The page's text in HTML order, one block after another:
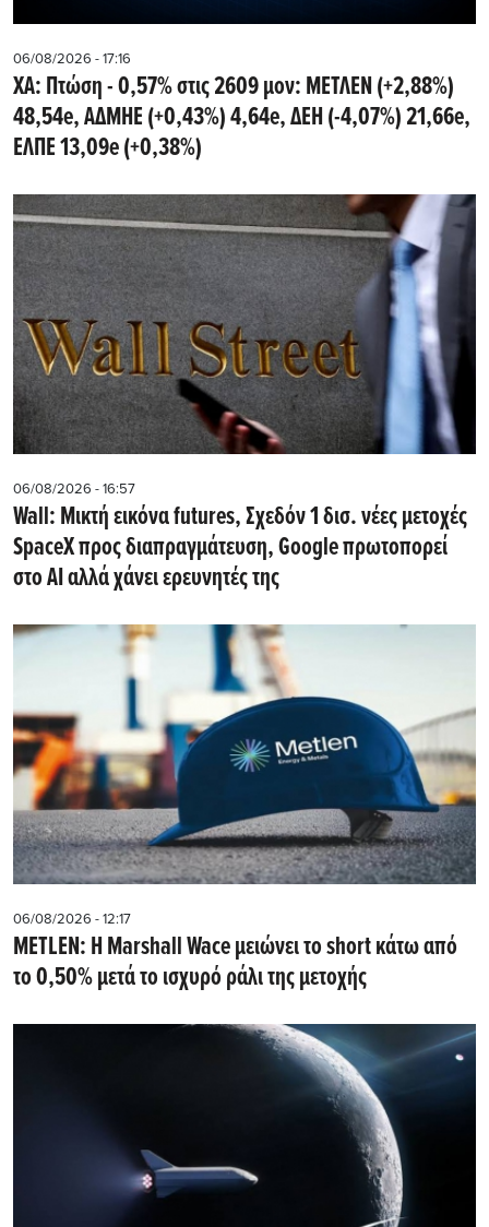
06/08/2026 - 17:16
ΧΑ: Πτώση - 0,57% στις 2609 μον: ΜΕΤΛΕΝ (+2,88%)
48,54e, ΑΔΜΗΕ (+0,43%) 4,64e, ΔΕΗ (-4,07%) 21,66e,
ΕΛΠΕ 13,09e (+0,38%)
06/08/2026 - 16:57
Wall: Μικτή εικόνα futures, Σχεδόν 1 δισ. νέες μετοχές
SpaceX προς διαπραγμάτευση, Google πρωτοπορεί
στο AI αλλά χάνει ερευνητές της
06/08/2026 - 12:17
METLEN: Η Marshall Wace μειώνει το short κάτω από
το 0,50% μετά το ισχυρό ράλι της μετοχής